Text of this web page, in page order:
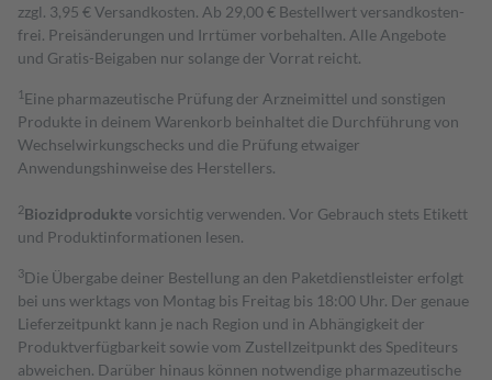
zzgl. 3,95 € Versandkosten. Ab 29,00 € Bestell­wert versand­kosten­
frei. Preisänderungen und Irrtümer vorbehalten. Alle Angebote
und Gratis-Beigaben nur solange der Vorrat reicht.
1 Eine pharmazeutische Prüfung der Arzneimittel und sonstigen
Produkte in deinem Warenkorb beinhaltet die Durchführung von
Wechselwirkungschecks und die Prüfung etwaiger
Anwendungshinweise des Herstellers.
2Biozidproduktevorsichtig verwenden. Vor Gebrauch stets Etikett
und Produktinformationen lesen.
3Die Übergabe deiner Bestellung an den Paketdienstleister erfolgt
bei uns werktags von Montag bis Freitag bis 18:00 Uhr. Der genaue
Lieferzeitpunkt kann je nach Region und in Abhängigkeit der
Produktverfügbarkeit sowie vom Zustellzeitpunkt des Spediteurs
abweichen. Darüber hinaus können notwendige pharmazeutische